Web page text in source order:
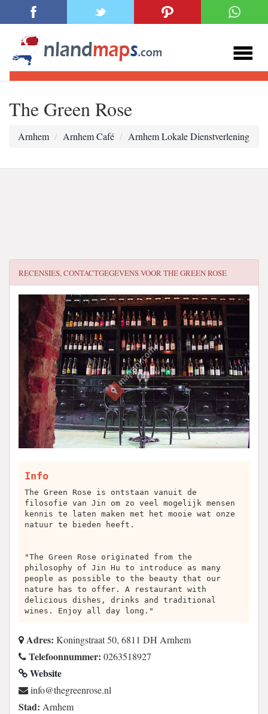
The Green Rose
Arnhem Arnhem Café Arnhem Lokale Dienstverlening
RECENSIES, CONTACTGEGEVENS VOORTHE GREEN ROSE
Info
The Green Rose is ontstaan vanuit de
filosofie van Jin om zo veel mogelijk mensen
kennis te laten maken met het mooie wat onze
natuur te bieden heeft.
"The Green Rose originated from the
philosophy of Jin Hu to introduce as many
people as possible to the beauty that our
nature has to offer. A restaurant with
delicious dishes, drinks and traditional
wines. Enjoy all day long."
Adres: Koningstraat 50, 6811 DH Arnhem
Telefoonnummer: 0263518927
Website
ln.esorneergeht@ofni
Stad: Arnhem